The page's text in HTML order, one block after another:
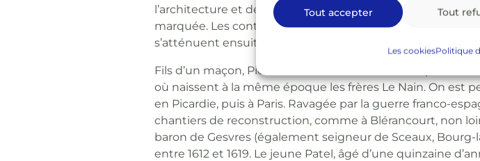
Tout accepter Tout
Les cookiesPolitique
l’architecture et des arbres, auxquelles répond la
marquée. Les contrastes entre zones sombres et zones
s’atténuent ensuite pour laisser place à des lointains
Fils d’un maçon, Pierre Patel naît en 1605 dans la petite
où naissent à la même époque les frères Le Nain. On est
en Picardie, puis à Paris. Ravagée par la guerre franco-
chantiers de reconstruction, comme à Blérancourt, non
baron de Gesvres (également seigneur de Sceaux,
entre 1612 et 1619. Le jeune Patel, âgé d’une quinzaine